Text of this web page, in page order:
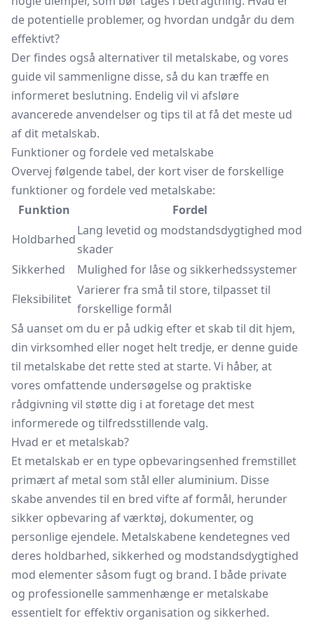
de potentielle problemer, og hvordan undgår du dem
effektivt?
Der findes også alternativer til metalskabe, og vores
guide vil sammenligne disse, så du kan træffe en
informeret beslutning. Endelig vil vi afsløre
avancerede anvendelser og tips til at få det meste ud
af dit metalskab.
Funktioner og fordele ved metalskabe
Overvej følgende tabel, der kort viser de forskellige
funktioner og fordele ved metalskabe:
Funktion
Fordel
Holdbarhed
Lang levetid og modstandsdygtighed mod
skader
Sikkerhed
Mulighed for låse og sikkerhedssystemer
Fleksibilitet
Varierer fra små til store, tilpasset til
forskellige formål
Så uanset om du er på udkig efter et skab til dit hjem,
din virksomhed eller noget helt tredje, er denne guide
til metalskabe det rette sted at starte. Vi håber, at
vores omfattende undersøgelse og praktiske
rådgivning vil støtte dig i at foretage det mest
informerede og tilfredsstillende valg.
Hvad er et metalskab?
Et metalskab er en type opbevaringsenhed fremstillet
primært af metal som stål eller aluminium. Disse
skabe anvendes til en bred vifte af formål, herunder
sikker opbevaring af værktøj, dokumenter, og
personlige ejendele. Metalskabene kendetegnes ved
deres holdbarhed, sikkerhed og modstandsdygtighed
mod elementer såsom fugt og brand. I både private
og professionelle sammenhænge er metalskabe
essentielt for effektiv organisation og sikkerhed.